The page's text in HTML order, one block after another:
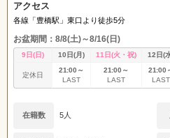
アクセス
各線「豊橋駅」東口より徒歩5分
お盆期間：8/8(土)～8/16(日)
9日(日) 10日(月) 11日(火・祝) 12日(
定休日
21:00～
LAST
21:00～
LAST
21:00
LAST
在籍数 5人